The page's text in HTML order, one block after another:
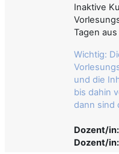
Inaktive
Tagen
Wichtig:
und die
bis dahin
dann sind
Dozent/in:
Dozent/in: